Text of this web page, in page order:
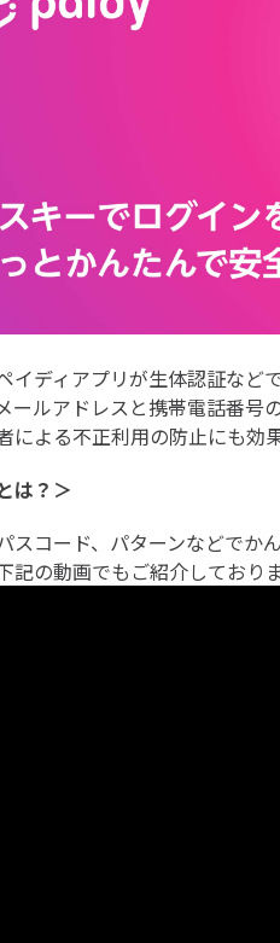
イディアプリが生体認証な
ールアドレスと携帯電話番号
による不正利用の防止にも効
は？＞
スコード、パターンなどでか
記の動画でもご紹介しておりま